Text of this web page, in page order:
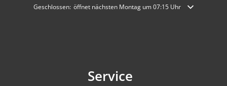
Klicken, um weitere Öffnungs- oder Schließzeiten auszublenden
Geschlossen: öffnet nächsten Montag um 07:15 Uhr
Service